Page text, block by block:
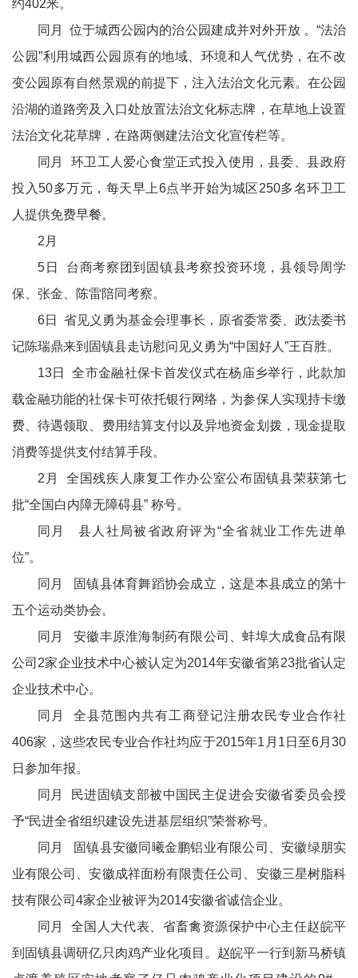
约402米。
同月 位于城西公园内的治公园建成并对外开放 。“法治
公园”利用城西公园原有的地域、环境和人气优势，在不改
变公园原有自然景观的前提下，注入法治文化元素。在公园
沿湖的道路旁及入口处放置法治文化标志牌，在草地上设置
法治文化花草牌，在路两侧建法治文化宣传栏等。
同月 环卫工人爱心食堂正式投入使用，县委、县政府
投入50多万元，每天早上6点半开始为城区250多名环卫工
人提供免费早餐。
2月
5日 台商考察团到固镇县考察投资环境，县领导周学
保、张金、陈雷陪同考察。
6日 省见义勇为基金会理事长，原省委常委、政法委书
记陈瑞鼎来到固镇县走访慰问见义勇为“中国好人”王百胜。
13日 全市金融社保卡首发仪式在杨庙乡举行，此款加
载金融功能的社保卡可依托银行网络，为参保人实现持卡缴
费、待遇领取、费用结算支付以及异地资金划拨，现金提取
消费等提供支付结算手段。
2月 全国残疾人康复工作办公室公布固镇县荣获第七
批“全国白内障无障碍县” 称号。
同月 县人社局被省政府评为“全省就业工作先进单
位”。
同月 固镇县体育舞蹈协会成立，这是本县成立的第十
五个运动类协会。
同月 安徽丰原淮海制药有限公司、蚌埠大成食品有限
公司2家企业技术中心被认定为2014年安徽省第23批省认定
企业技术中心。
同月 全县范围内共有工商登记注册农民专业合作社
406家，这些农民专业合作社均应于2015年1月1日至6月30
日参加年报。
同月 民进固镇支部被中国民主促进会安徽省委员会授
予“民进全省组织建设先进基层组织”荣誉称号。
同月 固镇县安徽同曦金鹏铝业有限公司、安徽绿朋实
业有限公司、安徽成祥面粉有限责任公司、安徽三星树脂科
技有限公司4家企业被评为2014安徽省诚信企业。
同月 全国人大代表、省畜禽资源保护中心主任赵皖平
到固镇县调研亿只肉鸡产业化项目。赵皖平一行到新马桥镇